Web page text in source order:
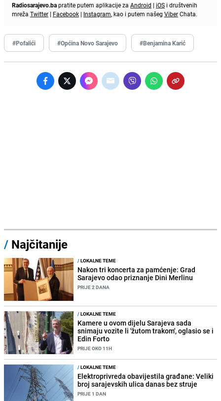
Radiosarajevo.bapratite putem aplikacije za Android | iOS i društvenih
mreža Twitter | Facebook | Instagram, kao i putem našeg ViberChata.
#Pofalići #Općina Novo Sarajevo #Benjamina Karić
/ Najčitanije
/LOKALNE TEME
Nakon tri koncerta za pamćenje: Grad
Sarajevo odao priznanje Dini Merlinu
PRIJE 2 DANA
/LOKALNE TEME
Kamere u ovom dijelu Sarajeva sada
snimaju vozite li 'žutom trakom', oglasio se i
Edin Forto
PRIJE OKO 11H
/LOKALNE TEME
Elektroprivreda obavijestila građane: Veliki
broj sarajevskih ulica danas bez struje
PRIJE 1 DAN